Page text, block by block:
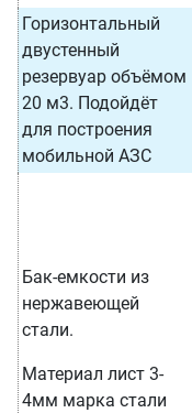
Горизонтальный
двустенный
резервуар объёмом
20 м3. Подойдёт
для построения
мобильной АЗС
Бак-емкости из
нержавеющей
стали.
Материал лист 3-
4мм марка стали